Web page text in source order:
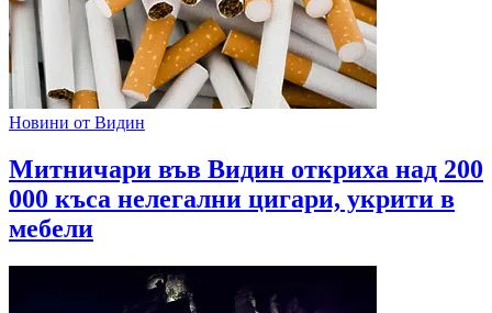
Новини от Видин
Митничари във Видин откриха над 200
000 къса нелегални цигари, укрити в
мебели